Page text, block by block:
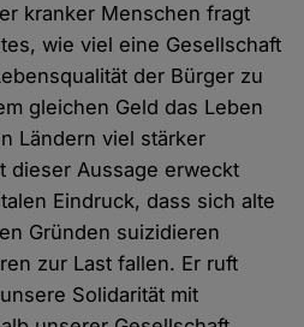
kranker Menschen fragt
wie viel eine Gesellschaft
der Bürger zu
gleichen Geld das Leben
Ländern viel stärker
dieser Aussage erweckt
Eindruck, dass sich alte
Gründen suizidieren
zur Last fallen. Er ruft
Solidarität mit